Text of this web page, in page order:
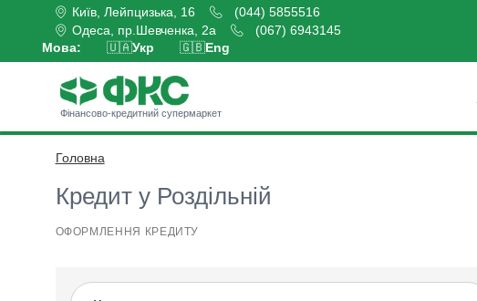
Київ, Лейпцизька, 16
(044) 5855516
Одеса, пр.Шевченка, 2а
(067) 6943145
Мова: 🇺🇦Укр 🇬🇧Eng
Фінансово-кредитний супермаркет
Головна
Кредит у Роздільній
ОФОРМЛЕННЯ КРЕДИТУ